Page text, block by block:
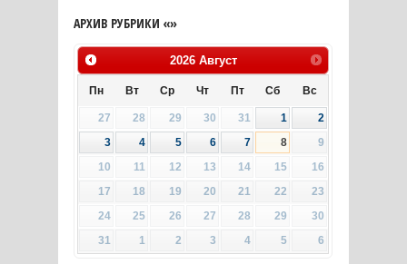
АРХИВ РУБРИКИ «»
2026 Август
Пн Вт Ср Чт Пт Сб Вс
27 28 29 30 31 1
2
3
4 5 6 7 8
9
10
11 12 13 14 15
16
17
18 19 20 21 22
23
24
25 26 27 28 29
30
31
1 2 3 4 5 6